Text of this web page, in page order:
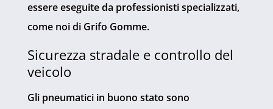
essere eseguite da professionisti specializzati,
come noi di Grifo Gomme.
Sicurezza stradale e controllo del
veicolo
Gli pneumatici in buono stato sono